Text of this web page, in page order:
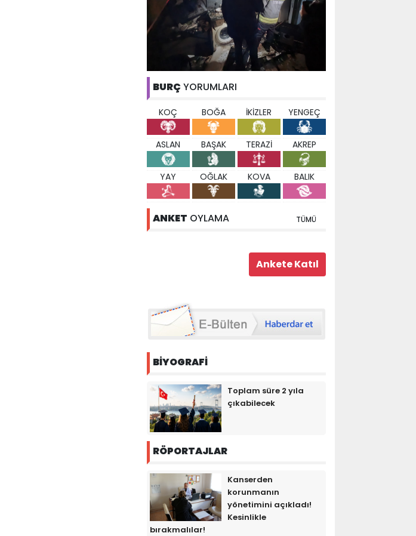
BURÇ YORUMLARI
KOÇ BOĞA İKİZLER YENGEÇ
ASLAN BAŞAK TERAZİ AKREP
YAY OĞLAK KOVA BALIK
ANKET OYLAMA TÜMÜ
BİYOGRAFİ
Toplam süre 2 yıla
çıkabilecek
RÖPORTAJLAR
Kanserden
korunmanın
yönetimini açıkladı!
Kesinlikle
bırakmalılar!